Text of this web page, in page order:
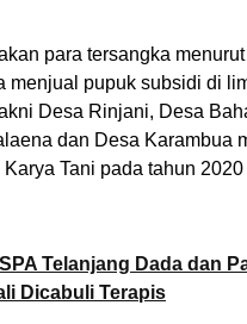
para tersangka
menjual pupuk subsidi di
Desa Rinjani, Desa
dan Desa Karambua
Tani pada tahun
SPA Telanjang Dada dan
Dicabuli Terapis